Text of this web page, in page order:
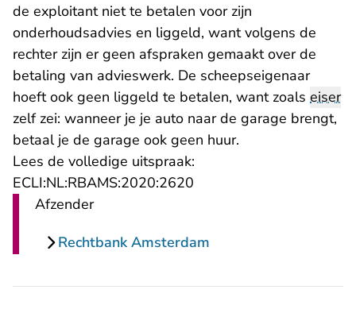
de exploitant niet te betalen voor zijn
onderhoudsadvies en liggeld, want volgens de
rechter zijn er geen afspraken gemaakt over de
betaling van advieswerk. De scheepseigenaar
hoeft ook geen liggeld te betalen, want zoals eiser
zelf zei: wanneer je je auto naar de garage brengt,
betaal je de garage ook geen huur.
Lees de volledige uitspraak:
ECLI:NL:RBAMS:2020:2620
Afzender
Rechtbank Amsterdam